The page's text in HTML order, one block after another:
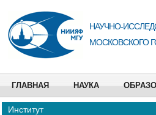
НАУЧНО-
МОСКОВСКОГО
ГЛАВНАЯ НАУКА
Институт